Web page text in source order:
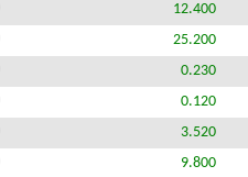
12.400
25.200
0.230
0.120
3.520
9.800